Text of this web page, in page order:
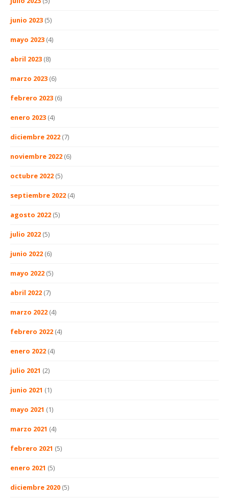
junio 2023 (5)
mayo 2023 (4)
abril 2023 (8)
marzo 2023 (6)
febrero 2023 (6)
enero 2023 (4)
diciembre 2022 (7)
noviembre 2022 (6)
octubre 2022 (5)
septiembre 2022 (4)
agosto 2022 (5)
julio 2022 (5)
junio 2022 (6)
mayo 2022 (5)
abril 2022 (7)
marzo 2022 (4)
febrero 2022 (4)
enero 2022 (4)
julio 2021 (2)
junio 2021 (1)
mayo 2021 (1)
marzo 2021 (4)
febrero 2021 (5)
enero 2021 (5)
diciembre 2020 (5)